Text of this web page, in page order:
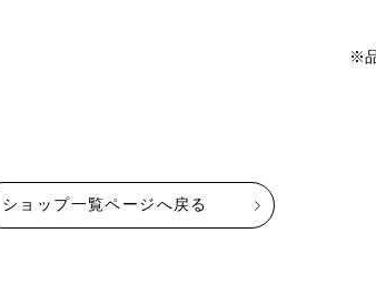
※
ショップ一覧ページへ戻る